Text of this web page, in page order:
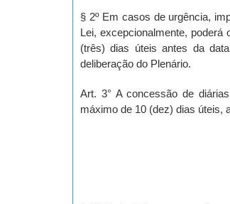
§ 2º Em casos de urgência,
Lei, excepcionalmente,
(três) dias úteis antes da
deliberação do Plenário.
Art. 3° A concessão de
máximo de 10 (dez) dias úteis,